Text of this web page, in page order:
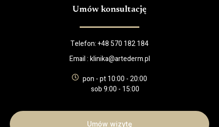
Umów konsultację
Telefon:+48 570 182 184
Email :klinika@artederm.pl
pon - pt 10:00 - 20:00
sob 9:00 - 15:00
Umów wizytę